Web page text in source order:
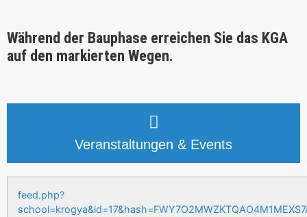
Während der Bauphase erreichen Sie das KGA
auf den markierten Wegen.
Veranstaltungen & Events
feed.php?